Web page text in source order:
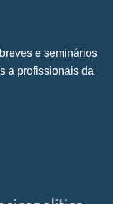
e seminários
a profissionais da